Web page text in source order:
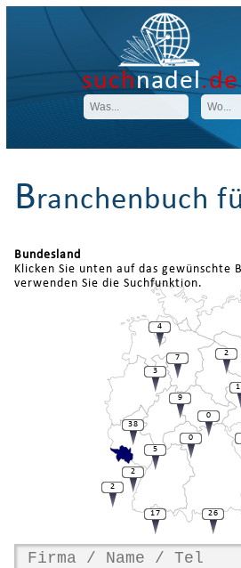
suchnadel.de
Branchenbuch
Bundesland
Klicken Sie unten auf das gewünschte
verwenden Sie die Suchfunktion.
38
0
2
7
4
3
9
2
5
2
17
0
26